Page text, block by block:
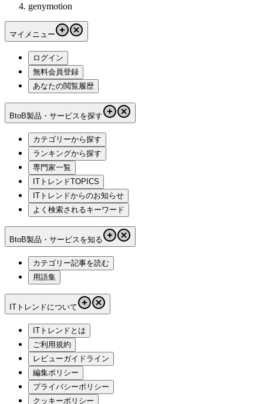
genymotion
マイメニュー
ログイン
無料会員登録
あなたの閲覧履歴
BtoB製品・サービスを探す
カテゴリーから探す
ランキングから探す
専門家一覧
ITトレンドTOPICS
ITトレンドからのお知らせ
よく検索されるキーワード
BtoB製品・サービスを知る
カテゴリー記事を読む
用語集
ITトレンドについて
ITトレンドとは
ご利用規約
レビューガイドライン
編集ポリシー
プライバシーポリシー
クッキーポリシー